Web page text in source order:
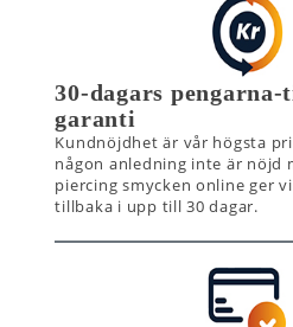
30-dagars
garanti
Kundnöjdhet är vår högsta
någon anledning inte är nöjd
piercing smycken online ger
tillbaka i upp till 30 dagar.